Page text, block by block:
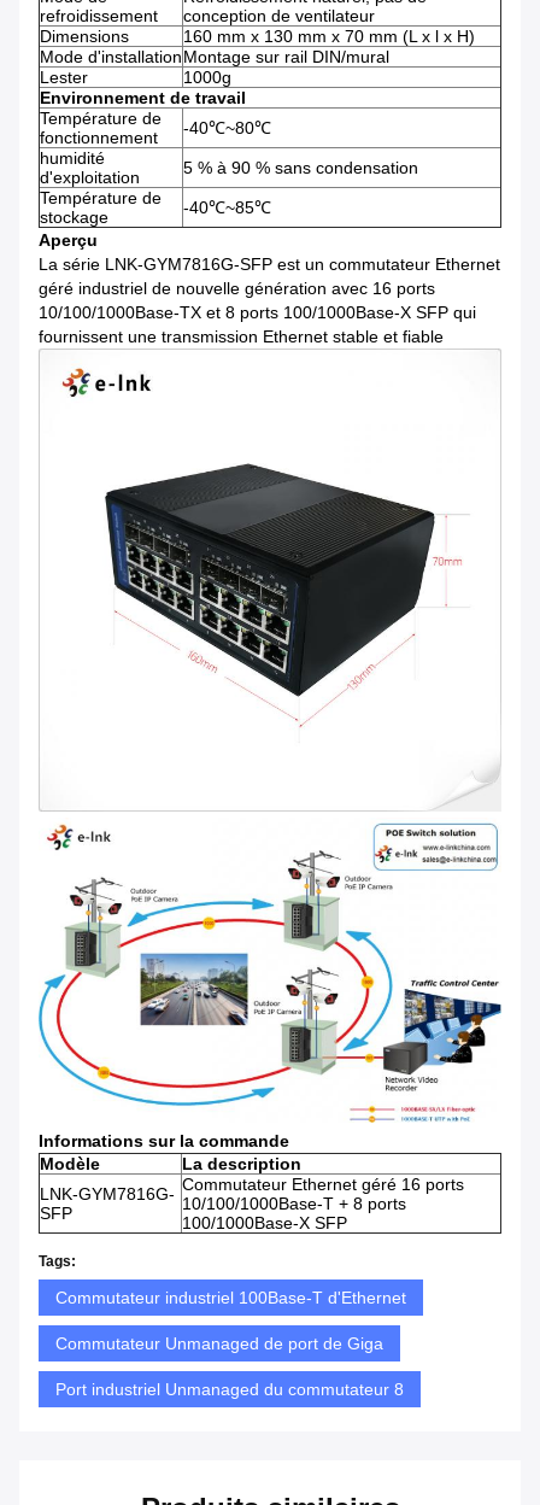
refroidissement
conception de ventilateur
Dimensions
160 mm x 130 mm x 70 mm (L x l x H)
Mode d'installationMontage sur rail DIN/mural
Lester
1000g
Environnement de travail
Température de
fonctionnement
-40℃~80℃
humidité
d'exploitation
5 % à 90 % sans condensation
Température de
stockage
-40℃~85℃
Aperçu
La série LNK-GYM7816G-SFP est un commutateur Ethernet
géré industriel de nouvelle génération avec 16 ports
10/100/1000Base-TX et 8 ports 100/1000Base-X SFP qui
fournissent une transmission Ethernet stable et fiable
Informations sur la commande
Modèle
La description
LNK-GYM7816G-
SFP
Commutateur Ethernet géré 16 ports
10/100/1000Base-T + 8 ports
100/1000Base-X SFP
Tags:
Commutateur industriel 100Base-T d'Ethernet
Commutateur Unmanaged de port de Giga
Port industriel Unmanaged du commutateur 8